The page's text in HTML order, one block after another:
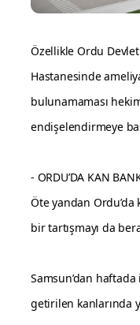
Özellikle Ordu
Hastanesinde
bulunamaması
endişelendirmeye
- ORDU’DA KAN
Öte yandan Ordu’da
bir tartışmayı da
Samsun’dan haftada
getirilen kanlarında